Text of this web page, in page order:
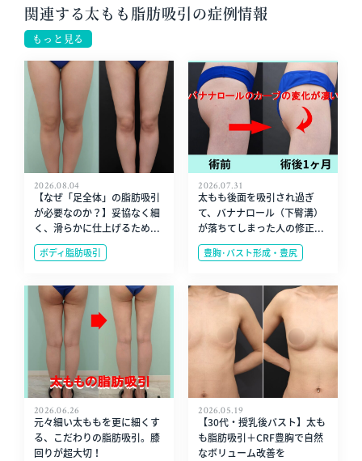
関連する太もも脂肪吸引の症例情報
もっと見る
2026.08.04
【なぜ「足全体」の脂肪吸引
が必要なのか？】妥協なく細
く、滑らかに仕上げるため...
ボディ脂肪吸引
2026.07.31
太もも後面を吸引され過ぎ
て、バナナロール（下臀溝）
が落ちてしまった人の修正...
豊胸･バスト形成・豊尻
2026.06.26
元々細い太ももを更に細くす
る、こだわりの脂肪吸引。膝
回りが超大切！
2026.05.19
【30代・授乳後バスト】太も
も脂肪吸引＋CRF豊胸で自然
なボリューム改善を